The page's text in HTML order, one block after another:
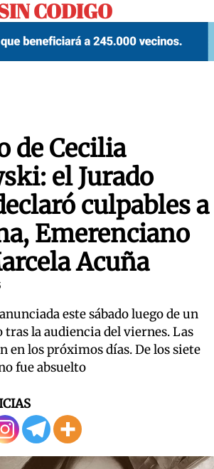
CODIGO
de Cecilia
el Jurado
culpables a
Emerenciano
Acuña
este sábado luego de un
la audiencia del viernes. Las
en los próximos días. De los siete
fue absuelto